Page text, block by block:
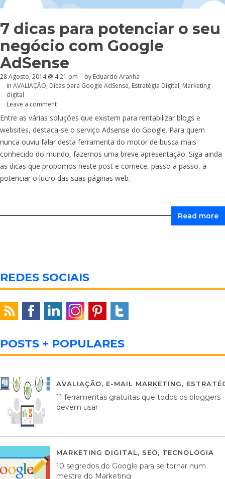
7 dicas para potenciar o seu
negócio com Google
AdSense
28 Agosto, 2014 @ 4:21 pm by Eduardo Aranha
in AVALIAÇÃO, Dicas para Google AdSense, Estratégia Digital, Marketing
digital
Leave a comment
Entre as várias soluções que existem para rentabilizar blogs e
websites, destaca-se o serviço Adsense do Google. Para quem
nunca ouviu falar desta ferramenta do motor de busca mais
conhecido do mundo, fazemos uma breve apresentação. Siga ainda
as dicas que propomos neste post e comece, passo a passo, a
potenciar o lucro das suas páginas web.
Read more
REDES SOCIAIS
POSTS + POPULARES
AVALIAÇÃO, E-MAIL MARKETING,
11 ferramentas gratuitas que todos os bloggers
devem usar
MARKETING DIGITAL, SEO, TECNOLOGIA
10 segredos do Google para se tornar num
mestre do Marketing